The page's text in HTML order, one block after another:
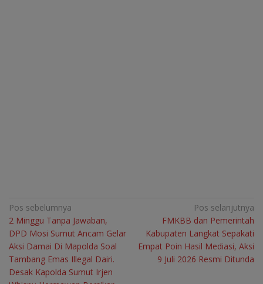
Navigasi
pos
Pos sebelumnya
2 Minggu Tanpa Jawaban,
DPD Mosi Sumut Ancam Gelar
Aksi Damai Di Mapolda Soal
Tambang Emas Illegal Dairi.
Desak Kapolda Sumut Irjen
Pos selanjutnya
FMKBB dan Pemerintah
Kabupaten Langkat Sepakati
Empat Poin Hasil Mediasi, Aksi
9 Juli 2026 Resmi Ditunda